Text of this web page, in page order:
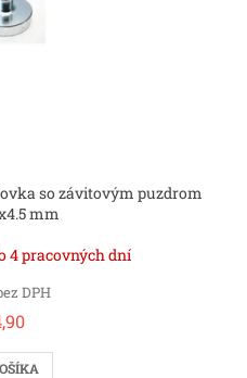
so závitovým puzdrom
mm
4 pracovných dní
DPH